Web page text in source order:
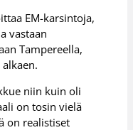
EM-karsintoja,
vastaan
Tampereella,
niin kuin oli
on tosin vielä
on realistiset